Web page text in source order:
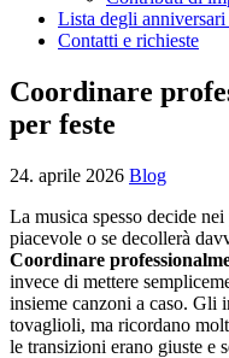
Lista degli
Contatti e richieste
Coordinare
per feste
24. aprile 2026 Blog
La musica spesso decide
piacevole o se decollerà
Coordinare
invece di mettere
insieme canzoni a caso. Gli
tovaglioli, ma ricordano
le transizioni erano giuste e